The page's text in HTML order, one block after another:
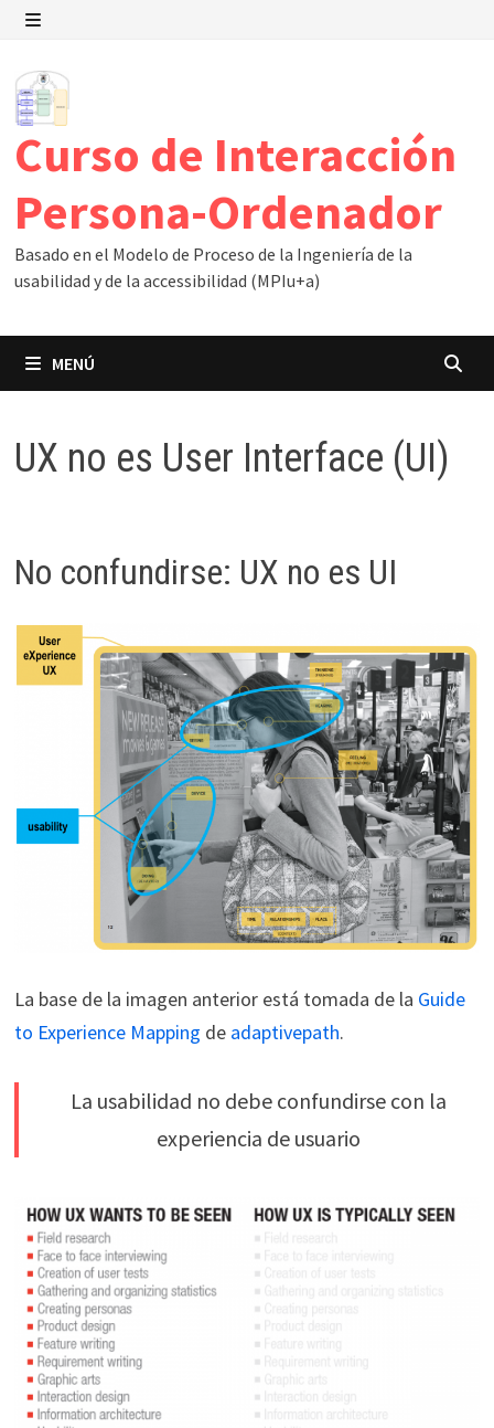
Saltar
contenido
Curso de Interacción
Persona-Ordenador
Basado en el Modelo de Proceso de la Ingeniería de la
usabilidad y de la accessibilidad (MPIu+a)
MENÚ
UX no es User Interface (UI)
No confundirse: UX no es UI
La base de la imagen anterior está tomada de la Guide
to Experience Mapping de adaptivepath.
La usabilidad no debe confundirse con la
experiencia de usuario